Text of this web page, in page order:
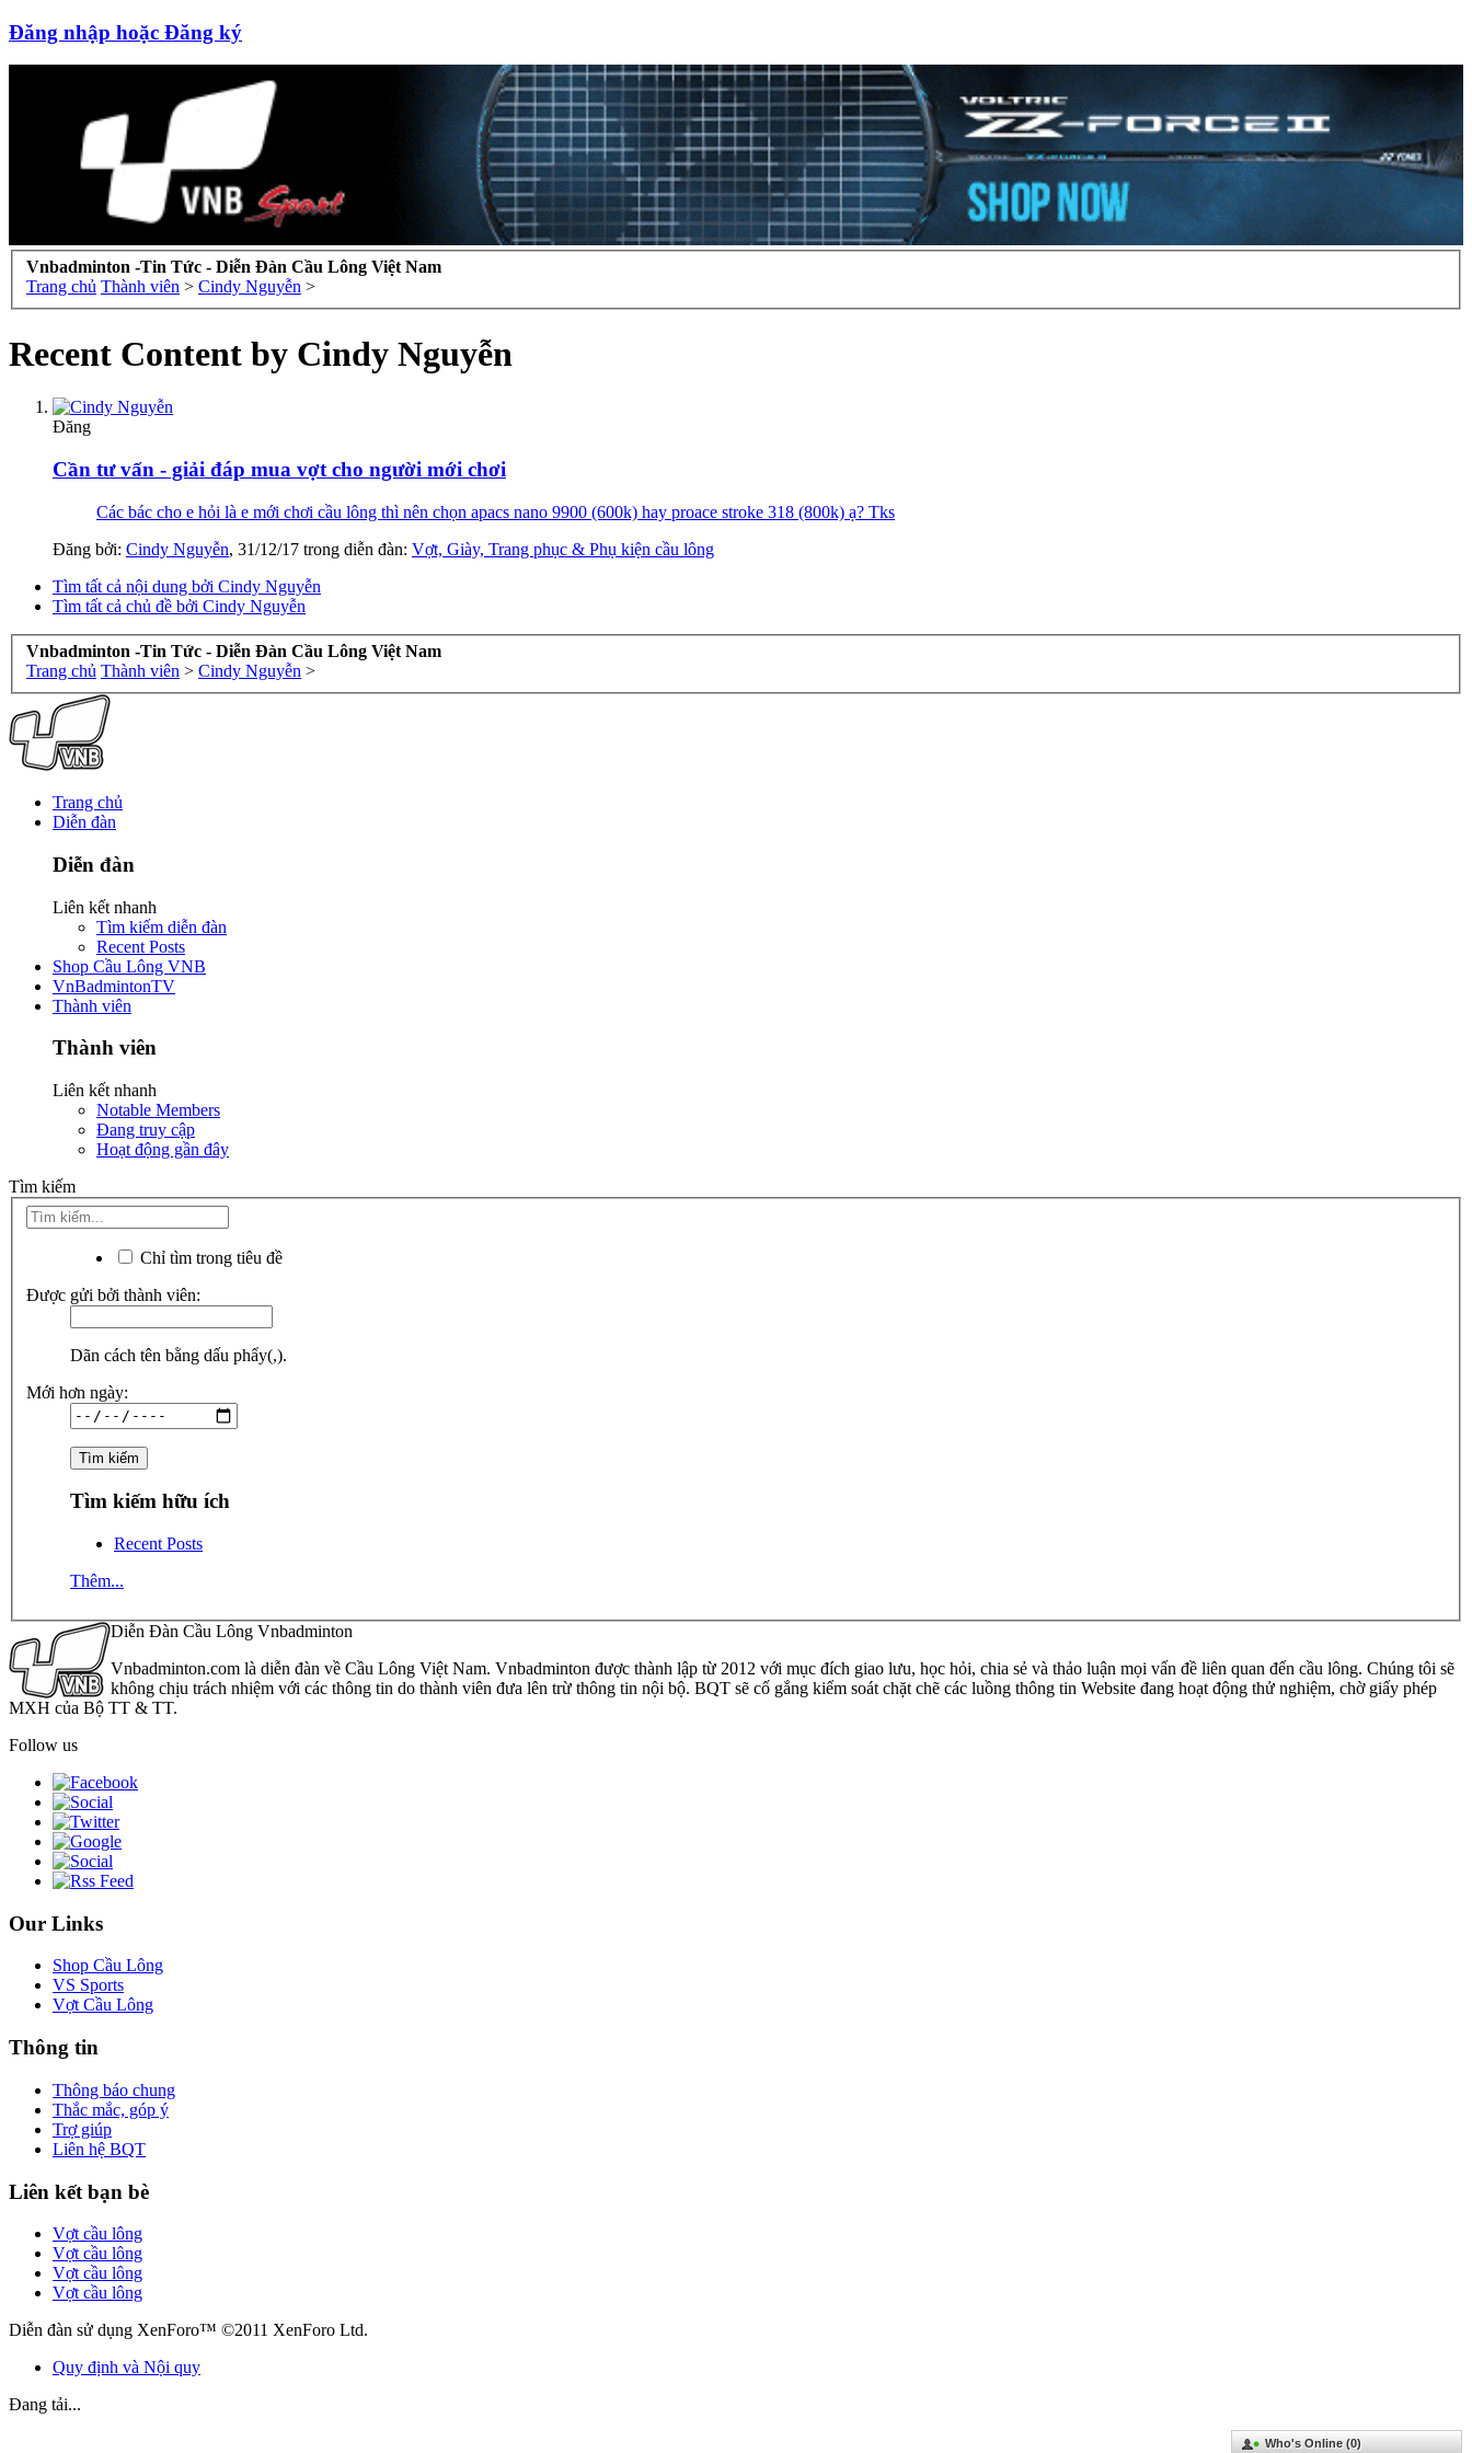
Đăng nhập hoặc Đăng ký
Vnbadminton -Tin Tức - Diễn Đàn Cầu Lông Việt Nam
Trang chủ Thành viên > Cindy Nguyễn >
Recent Content by Cindy Nguyễn
Đăng
Cần tư vấn - giải đáp mua vợt cho người mới chơi
Các bác cho e hỏi là e mới chơi cầu lông thì nên chọn apacs nano 9900 (600k) hay proace stroke 318 (800k) ạ? Tks
Đăng bởi: Cindy Nguyễn, 31/12/17 trong diễn đàn: Vợt, Giày, Trang phục & Phụ kiện cầu lông
Tìm tất cả nội dung bởi Cindy Nguyễn
Tìm tất cả chủ đề bởi Cindy Nguyễn
Vnbadminton -Tin Tức - Diễn Đàn Cầu Lông Việt Nam
Trang chủ Thành viên > Cindy Nguyễn >
Trang chủ
Diễn đàn
Diễn đàn
Liên kết nhanh
Tìm kiếm diễn đàn
Recent Posts
Shop Cầu Lông VNB
VnBadmintonTV
Thành viên
Thành viên
Liên kết nhanh
Notable Members
Đang truy cập
Hoạt động gần đây
Tìm kiếm
Chỉ tìm trong tiêu đề
Được gửi bởi thành viên:
Dãn cách tên bằng dấu phẩy(,).
Mới hơn ngày:
Tìm kiếm hữu ích
Recent Posts
Thêm...
Diễn Đàn Cầu Lông Vnbadminton
Vnbadminton.com là diễn đàn về Cầu Lông Việt Nam. Vnbadminton được thành lập từ 2012 với mục đích giao lưu, học hỏi, chia sẻ và thảo luận mọi vấn đề liên quan đến cầu lông. Chúng tôi sẽ
không chịu trách nhiệm với các thông tin do thành viên đưa lên trừ thông tin nội bộ. BQT sẽ cố gắng kiểm soát chặt chẽ các luồng thông tin Website đang hoạt động thử nghiệm, chờ giấy phép
MXH của Bộ TT & TT.
Follow us
Our Links
Shop Cầu Lông
VS Sports
Vợt Cầu Lông
Thông tin
Thông báo chung
Thắc mắc, góp ý
Trợ giúp
Liên hệ BQT
Liên kết bạn bè
Vợt cầu lông
Vợt cầu lông
Vợt cầu lông
Vợt cầu lông
Diễn đàn sử dụng XenForo™ ©2011 XenForo Ltd.
Quy định và Nội quy
Đang tải...
Who's Online (0)